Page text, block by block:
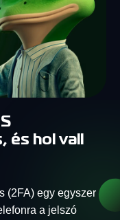
hol vall
(2FA) egy egyszer
a jelszó